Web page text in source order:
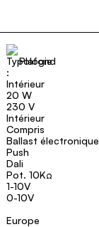
Plafond
Intérieur
20 W
230 V
Intérieur
Compris
Ballast électronique
Push
Dali
Pot. 10KΩ
1-10V
0-10V
Europe